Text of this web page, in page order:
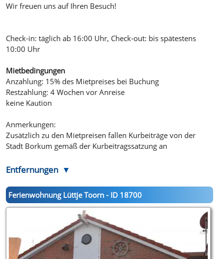
Wir freuen uns auf Ihren Besuch!
Check-in: täglich ab 16:00 Uhr, Check-out: bis spätestens
10:00 Uhr
Mietbedingungen
Anzahlung: 15% des Mietpreises bei Buchung
Restzahlung: 4 Wochen vor Anreise
keine Kaution
Anmerkungen:
Zusätzlich zu den Mietpreisen fallen Kurbeiträge von der
Stadt Borkum gemäß der Kurbeitragssatzung an
Entfernungen
Ferienwohnung Lüttje Toorn - ID 18700